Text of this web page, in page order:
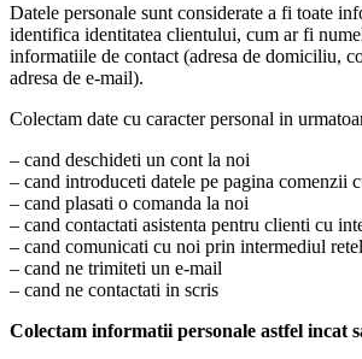
Datele personale sunt considerate a fi toate
identifica identitatea clientului, cum ar fi
informatiile de contact (adresa de domiciliu,
adresa de e-mail).
Colectam date cu caracter personal in
– cand deschideti un cont la noi
– cand introduceti datele pe pagina comenzii
– cand plasati o comanda la noi
– cand contactati asistenta pentru clienti cu
– cand comunicati cu noi prin intermediul
– cand ne trimiteti un e-mail
– cand ne contactati in scris
Colectam informatii personale astfel incat